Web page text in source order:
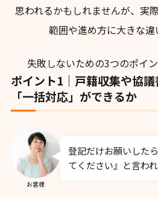
思われるかもしれませんが、 実
範囲や進め方に大きな違
失敗しないための3つのポイ
ポイント1｜戸籍収集や協
「一括対応」ができるか
登記だけお願いした
てください』と言わ
お客様